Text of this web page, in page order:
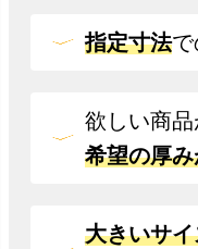
指定寸法で
欲しい商
希望の厚
大きいサ